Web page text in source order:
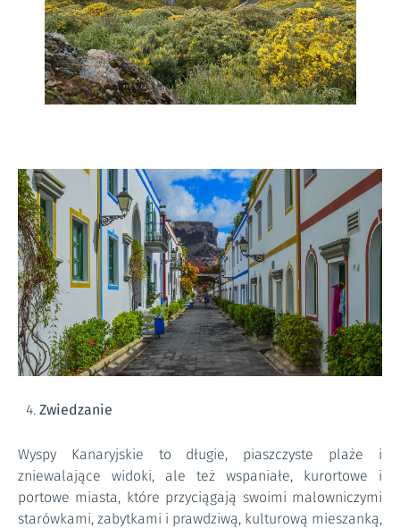
Zwiedzanie
Wyspy Kanaryjskie to długie, piaszczyste plaże i
zniewalające widoki, ale też wspaniałe, kurortowe i
portowe miasta, które przyciągają swoimi malowniczymi
starówkami, zabytkami i prawdziwą, kulturową mieszanką,